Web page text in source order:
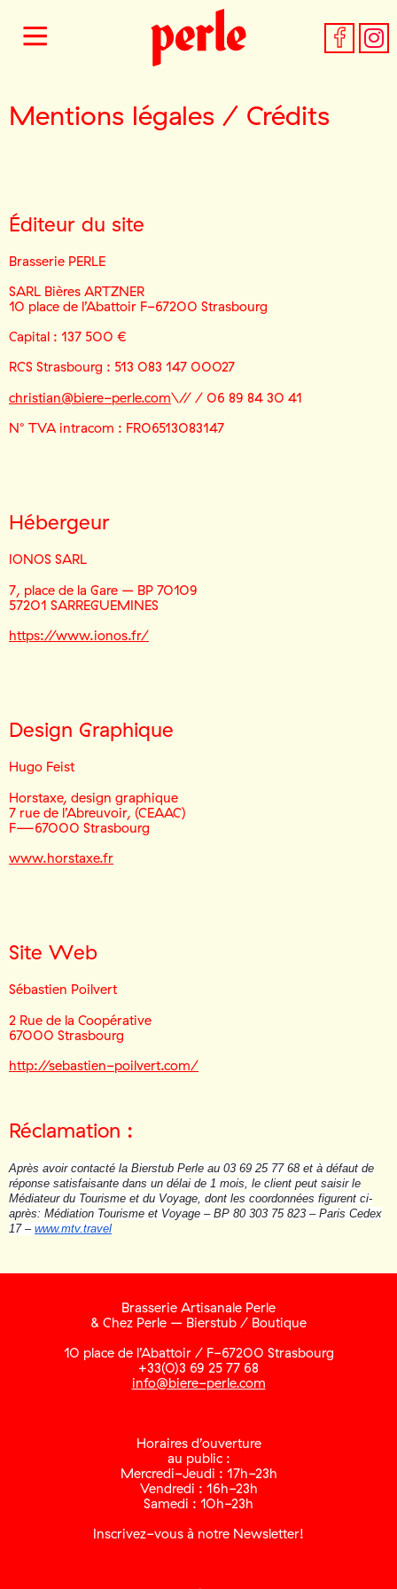
Mentions légales / Crédits
Éditeur du site
Brasserie PERLE
SARL Bières ARTZNER
10 place de l’Abattoir F-67200 Strasbourg
Capital : 137 500 €
RCS Strasbourg : 513 083 147 00027
christian@biere-perle.com\// / 06 89 84 30 41
N° TVA intracom : FR06513083147
Hébergeur
IONOS SARL
7, place de la Gare – BP 70109
57201 SARREGUEMINES
https://www.ionos.fr/
Design Graphique
Hugo Feist
Horstaxe, design graphique
7 rue de l’Abreuvoir, (CEAAC)
F—67000 Strasbourg
www.horstaxe.fr
Site Web
Sébastien Poilvert
2 Rue de la Coopérative
67000 Strasbourg
http://sebastien-poilvert.com/
Réclamation :
Après avoir contacté la Bierstub Perle au 03 69 25 77 68 et à défaut de
réponse satisfaisante dans un délai de 1 mois, le client peut saisir le
Médiateur du Tourisme et du Voyage, dont les coordonnées figurent ci-
après: Médiation Tourisme et Voyage – BP 80 303 75 823 – Paris Cedex
17 – www.mtv.travel
Brasserie Artisanale Perle
& Chez Perle – Bierstub / Boutique
10 place de l’Abattoir / F-67200 Strasbourg
+33(0)3 69 25 77 68
info@biere-perle.com
Horaires d’ouverture
au public :
Mercredi-Jeudi : 17h-23h
Vendredi : 16h-23h
Samedi : 10h-23h
Inscrivez-vous à notre Newsletter!